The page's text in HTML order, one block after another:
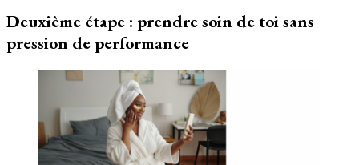
Deuxième étape : prendre soin de toi sans
pression de performance